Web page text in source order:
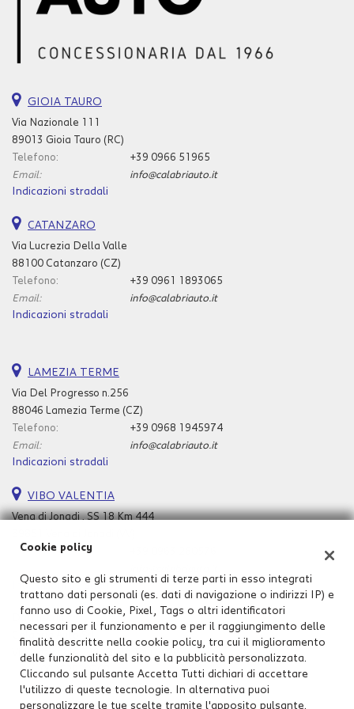
GIOIA TAURO
Via Nazionale 111
89013 Gioia Tauro (RC)
Telefono:
+39 0966 51965
Email:
info@calabriauto.it
Indicazioni stradali
CATANZARO
Via Lucrezia Della Valle
88100 Catanzaro (CZ)
Telefono:
+39 0961 1893065
Email:
info@calabriauto.it
Indicazioni stradali
LAMEZIA TERME
Via Del Progresso n.256
88046 Lamezia Terme (CZ)
Telefono:
+39 0968 1945974
Email:
info@calabriauto.it
Indicazioni stradali
VIBO VALENTIA
Vena di Jonadi , SS 18 Km 444
Telefono:
Indicazioni stradali
Calabria Auto Srl
Via Nazionale 111, Gioia Tauro (RC)
P.IVA:00252820808
Cookie policy
Questo sito e gli strumenti di terze parti in esso integrati
trattano dati personali (es. dati di navigazione o indirizzi IP) e
fanno uso di Cookie, Pixel, Tags o altri identificatori
necessari per il funzionamento e per il raggiungimento delle
finalità descritte nella cookie policy, tra cui il miglioramento
delle funzionalità del sito e la pubblicità personalizzata.
Cliccando sul pulsante Accetta Tutti dichiari di accettare
l'utilizzo di queste tecnologie. In alternativa puoi
personalizzare le tue scelte tramite l'apposito pulsante.
questi
tracciamento
rimanda
alla
cookie
policy.
Puoi
rivedere
e
le
scelte
in
qualsiasi
momento.
Cookie necessari
Cookie per il miglioramento dell'esperienza utente
Cookie analitici
Cookie di marketing
Leggi
la
cookie
policy